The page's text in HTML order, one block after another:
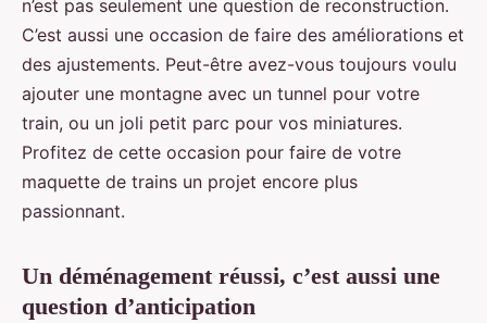
n’est pas seulement une question de reconstruction.
C’est aussi une occasion de faire des améliorations et
des ajustements. Peut-être avez-vous toujours voulu
ajouter une montagne avec un tunnel pour votre
train, ou un joli petit parc pour vos miniatures.
Profitez de cette occasion pour faire de votre
maquette de trains un projet encore plus
passionnant.
Un déménagement réussi, c’est aussi une
question d’anticipation